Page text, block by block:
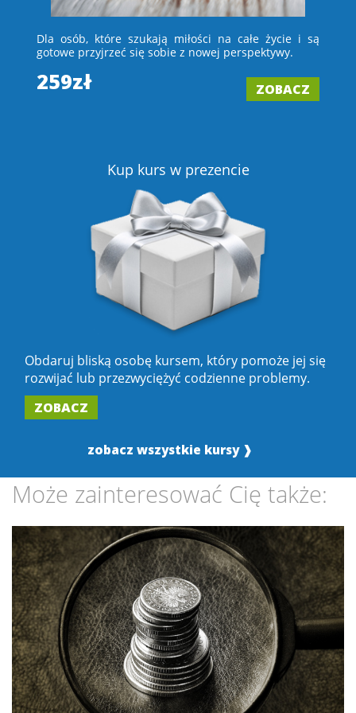
Dla osób, które szukają miłości na całe życie i są
gotowe przyjrzeć się sobie z nowej perspektywy.
259zł ZOBACZ
Kup kurs w prezencie
Obdaruj bliską osobę kursem, który pomoże jej się
rozwijać lub przezwyciężyć codzienne problemy.
ZOBACZ
zobacz wszystkie kursy ❱
Może zainteresować Cię także: